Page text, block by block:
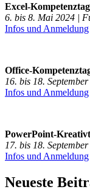
Excel-
6. bis 8. Mai 2024 |
Infos und Anmeldung
Office-
16. bis 18.
Infos und Anmeldung
PowerPoint-
17. bis 18.
Infos und Anmeldung
Neueste